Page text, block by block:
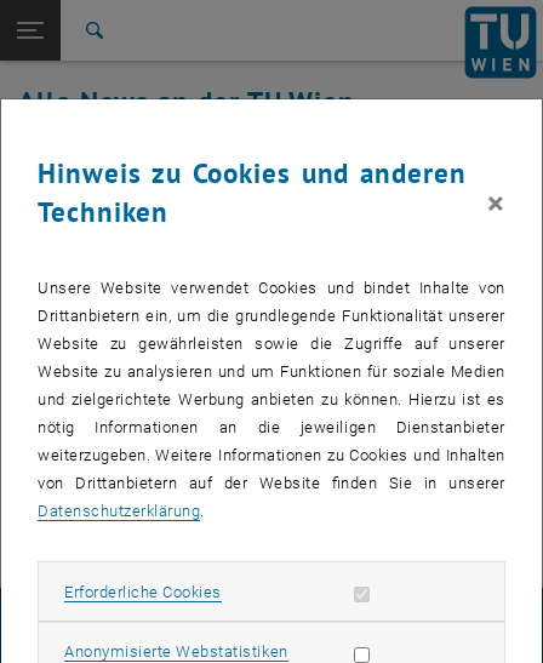
TU Login
Quicklinks
Quicklinks-Menü umschalten
Studium
International
Zur 1. Menü Ebene
Alle News
Zurück: Subseiten von TU Wien Startseite auflisten
Zurück zur letzten Ebene:
TU Wien Startseite
Alle News an der TU Wien
08. Februar 2022
Störung TUgitLab behoben
Betroffenes Service: TUgitLab
Betroffene Servicenehmer:
Incident Status:behoben
Das Service ist wieder in vollem Umfang verfügbar.
IMPRESSUM
Hinweis zu Cookies und anderen
Techniken
×
Unsere Website verwendet Cookies und bindet Inhalte von
Drittanbietern ein, um die grundlegende Funktionalität unserer
Website zu gewährleisten sowie die Zugriffe auf unserer
Website zu analysieren und um Funktionen für soziale Medien
und zielgerichtete Werbung anbieten zu können. Hierzu ist es
nötig Informationen an die jeweiligen Dienstanbieter
weiterzugeben. Weitere Informationen zu Cookies und Inhalten
von Drittanbietern auf der Website finden Sie in unserer
Datenschutzerklärung.
Erforderliche Cookies Erforderliche Cookies zulassen
Anonymisierte WebstatistikenStatistik Cookies zulassen